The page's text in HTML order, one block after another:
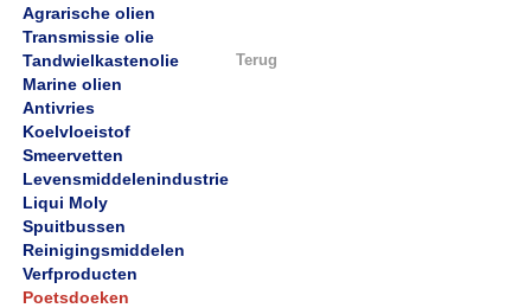
Agrarische olien
Transmissie olie
Tandwielkastenolie
Marine olien
Antivries
Koelvloeistof
Smeervetten
Levensmiddelenindustrie
Liqui Moly
Spuitbussen
Reinigingsmiddelen
Verfproducten
Poetsdoeken
Terug